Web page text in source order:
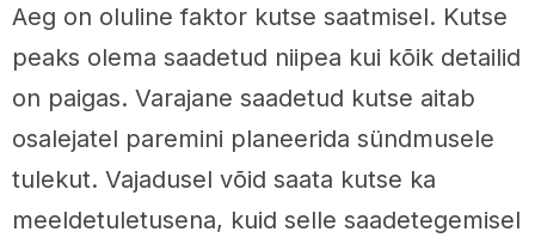
Aeg on oluline faktor kutse saatmisel. Kutse
peaks olema saadetud niipea kui kõik detailid
on paigas. Varajane saadetud kutse aitab
osalejatel paremini planeerida sündmusele
tulekut. Vajadusel võid saata kutse ka
meeldetuletusena, kuid selle saadetegemisel